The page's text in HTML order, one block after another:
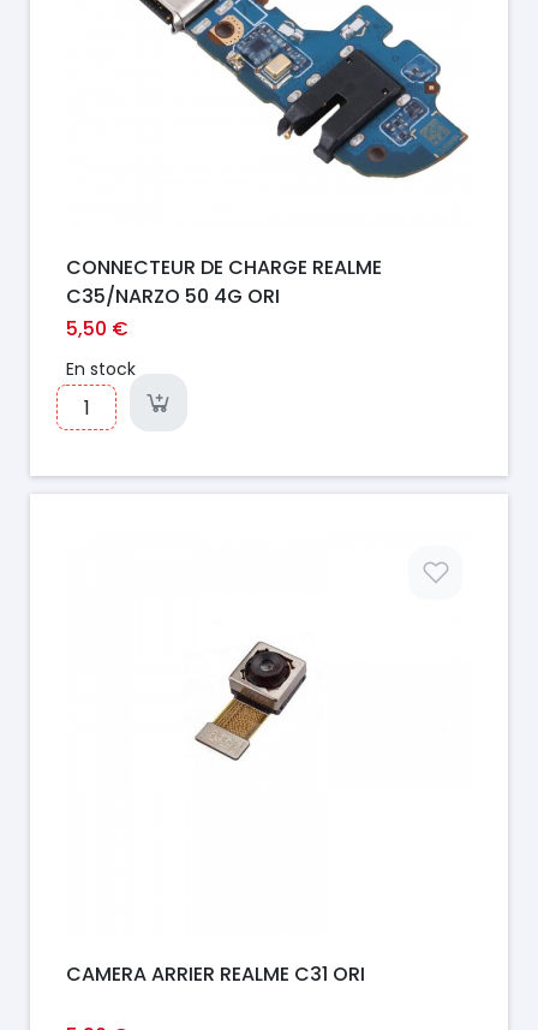
CONNECTEUR DE CHARGE REALME
C35/NARZO 50 4G ORI
5,50 €
En stock
CAMERA ARRIER REALME C31 ORI